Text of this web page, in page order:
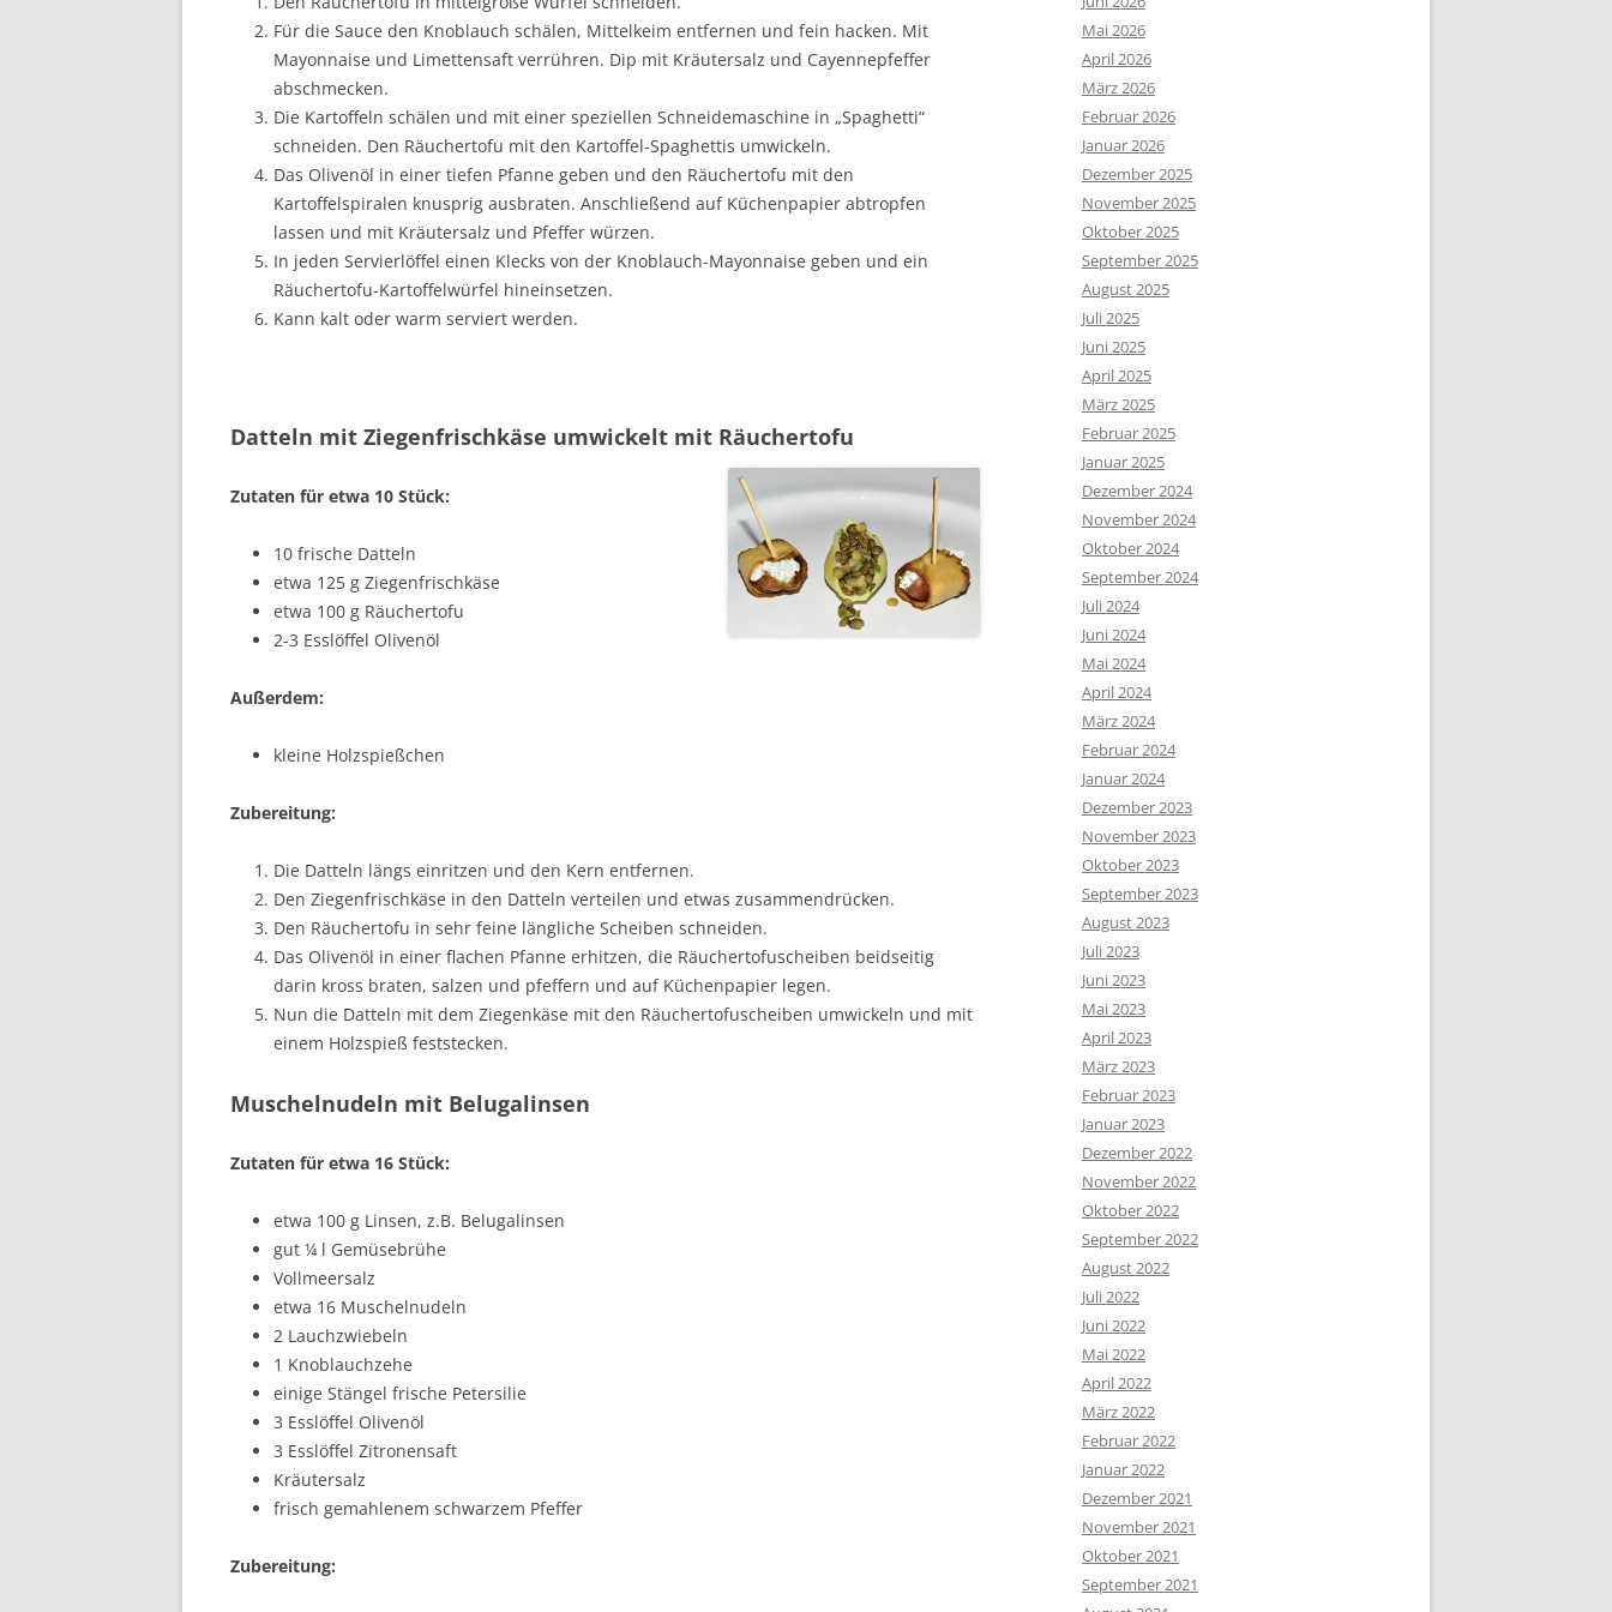
Für die Sauce den Knoblauch schälen, Mittelkeim entfernen und fein hacken. Mit
Mayonnaise und Limettensaft verrühren. Dip mit Kräutersalz und Cayennepfeffer
abschmecken.
Die Kartoffeln schälen und mit einer speziellen Schneidemaschine in „Spaghetti“
schneiden. Den Räuchertofu mit den Kartoffel-Spaghettis umwickeln.
Das Olivenöl in einer tiefen Pfanne geben und den Räuchertofu mit den
Kartoffelspiralen knusprig ausbraten. Anschließend auf Küchenpapier abtropfen
lassen und mit Kräutersalz und Pfeffer würzen.
In jeden Servierlöffel einen Klecks von der Knoblauch-Mayonnaise geben und ein
Räuchertofu-Kartoffelwürfel hineinsetzen.
Kann kalt oder warm serviert werden.
Datteln mit Ziegenfrischkäse umwickelt mit Räuchertofu
Zutaten für etwa 10 Stück:
10 frische Datteln
etwa 125 g Ziegenfrischkäse
etwa 100 g Räuchertofu
2-3 Esslöffel Olivenöl
Außerdem:
kleine Holzspießchen
Zubereitung:
Die Datteln längs einritzen und den Kern entfernen.
Den Ziegenfrischkäse in den Datteln verteilen und etwas zusammendrücken.
Den Räuchertofu in sehr feine längliche Scheiben schneiden.
Das Olivenöl in einer flachen Pfanne erhitzen, die Räuchertofuscheiben beidseitig
darin kross braten, salzen und pfeffern und auf Küchenpapier legen.
Nun die Datteln mit dem Ziegenkäse mit den Räuchertofuscheiben umwickeln und mit
einem Holzspieß feststecken.
Muschelnudeln mit Belugalinsen
Zutaten für etwa 16 Stück:
etwa 100 g Linsen, z.B. Belugalinsen
gut ¼ l Gemüsebrühe
Vollmeersalz
etwa 16 Muschelnudeln
2 Lauchzwiebeln
1 Knoblauchzehe
einige Stängel frische Petersilie
3 Esslöffel Olivenöl
3 Esslöffel Zitronensaft
Kräutersalz
frisch gemahlenem schwarzem Pfeffer
Zubereitung:
Mai 2026
April 2026
März 2026
Februar 2026
Januar 2026
Dezember 2025
November 2025
Oktober 2025
September 2025
August 2025
Juli 2025
Juni 2025
April 2025
März 2025
Februar 2025
Januar 2025
Dezember 2024
November 2024
Oktober 2024
September 2024
Juli 2024
Juni 2024
Mai 2024
April 2024
März 2024
Februar 2024
Januar 2024
Dezember 2023
November 2023
Oktober 2023
September 2023
August 2023
Juli 2023
Juni 2023
Mai 2023
April 2023
März 2023
Februar 2023
Januar 2023
Dezember 2022
November 2022
Oktober 2022
September 2022
August 2022
Juli 2022
Juni 2022
Mai 2022
April 2022
März 2022
Februar 2022
Januar 2022
Dezember 2021
November 2021
Oktober 2021
September 2021